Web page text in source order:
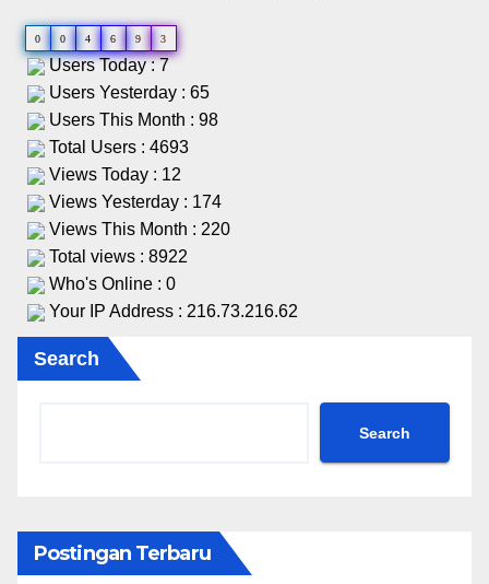
0 0 4 6 9 3
Users Today : 7
Users Yesterday : 65
Users This Month : 98
Total Users : 4693
Views Today : 12
Views Yesterday : 174
Views This Month : 220
Total views : 8922
Who's Online : 0
Your IP Address : 216.73.216.62
Search
Search
Postingan Terbaru